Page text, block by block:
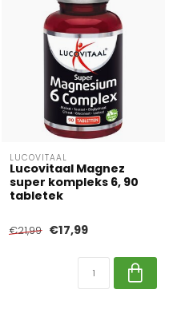
LUCOVITAAL
Lucovitaal Magnez
super kompleks 6, 90
tabletek
€21,99 €17,99